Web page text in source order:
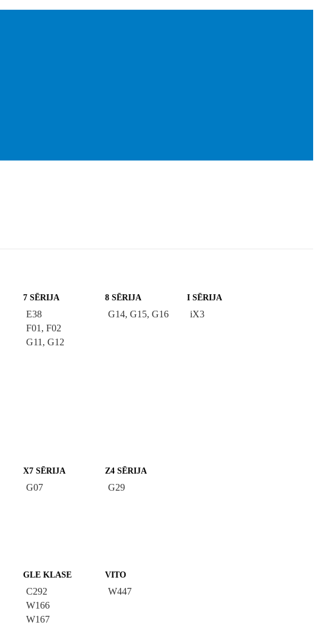
7 SĒRIJA
E38
F01, F02
G11, G12
8 SĒRIJA
G14, G15, G16
I SĒRIJA
iX3
X7 SĒRIJA
G07
Z4 SĒRIJA
G29
GLE KLASE
C292
W166
W167
VITO
W447